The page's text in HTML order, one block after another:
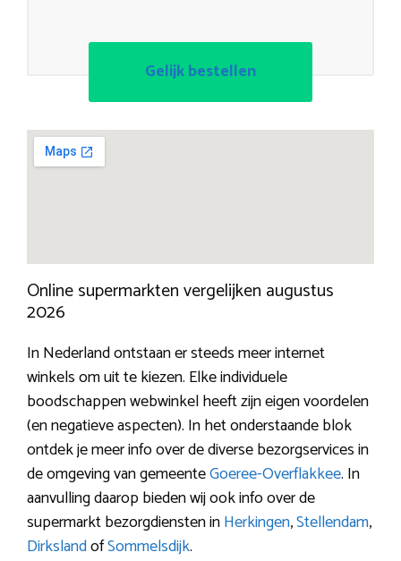
Gelijk bestellen
Online supermarkten vergelijken augustus
2026
In Nederland ontstaan er steeds meer internet
winkels om uit te kiezen. Elke individuele
boodschappen webwinkel heeft zijn eigen voordelen
(en negatieve aspecten). In het onderstaande blok
ontdek je meer info over de diverse bezorgservices in
de omgeving van gemeenteGoeree-Overflakkee. In
aanvulling daarop bieden wij ook info over de
supermarkt bezorgdiensten inHerkingen,Stellendam,
DirkslandofSommelsdijk.